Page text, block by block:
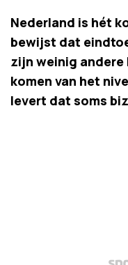
Nederland is hét
bewijst dat
zijn weinig andere
komen van het
levert dat soms